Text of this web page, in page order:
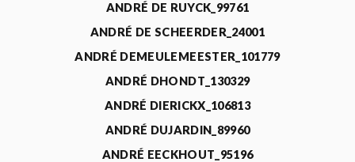
ANDRÉ DE RUYCK_99761
ANDRÉ DE SCHEERDER_24001
ANDRÉ DEMEULEMEESTER_101779
ANDRÉ DHONDT_130329
ANDRÉ DIERICKX_106813
ANDRÉ DUJARDIN_89960
ANDRÉ EECKHOUT_95196